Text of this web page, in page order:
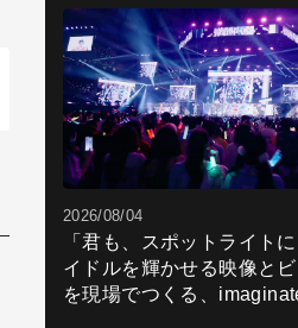
2026/08/04
「君も、スポットライト
イドルを輝かせる映像と
を現場でつくる、